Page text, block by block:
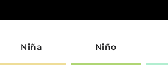
Niña Niño